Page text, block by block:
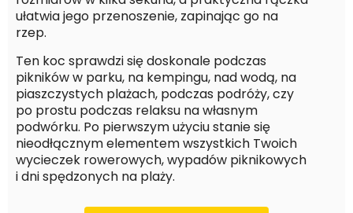
ułatwia jego przenoszenie, zapinając go na
rzep.
Ten koc sprawdzi się doskonale podczas
pikników w parku, na kempingu, nad wodą, na
piaszczystych plażach, podczas podróży, czy
po prostu podczas relaksu na własnym
podwórku. Po pierwszym użyciu stanie się
nieodłącznym elementem wszystkich Twoich
wycieczek rowerowych, wypadów piknikowych
i dni spędzonych na plaży.